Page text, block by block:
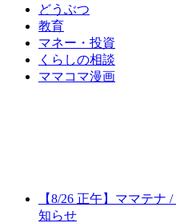
どうぶつ
教育
マネー・投資
くらしの相談
ママコマ漫画
【8/26 正午】ママテナ
知らせ